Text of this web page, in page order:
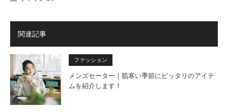
関連記事
ファッション
メンズセーター｜肌寒い季節にピッタリのアイテ
ムを紹介します！